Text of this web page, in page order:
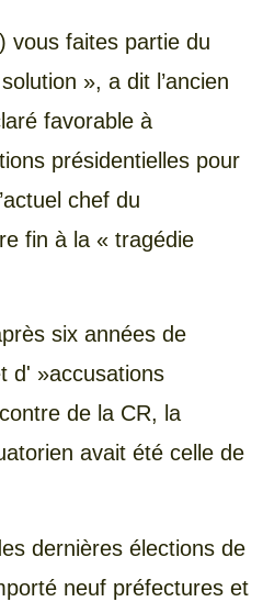
faites partie du
», a dit l’ancien
favorable à
présidentielles pour
chef du
fin à la « tragédie
six années de
d' »accusations
de la CR, la
avait été celle de
dernières élections de
neuf préfectures et